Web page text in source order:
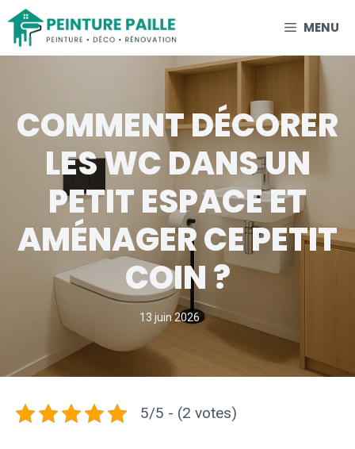
Aller
contenu
MENU
COMMENT DÉCORER
LES WC DANS UN
PETIT ESPACE ET
AMÉNAGER CE PETIT
COIN ?
13 juin 2026
5/5 - (2 votes)